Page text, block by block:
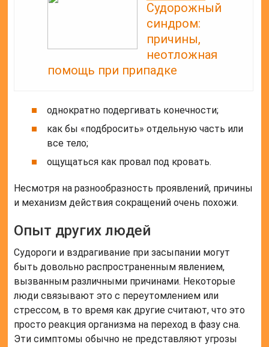
Судорожный
синдром:
причины,
неотложная
помощь при припадке
однократно подергивать конечности;
как бы «подбросить» отдельную часть или
все тело;
ощущаться как провал под кровать.
Несмотря на разнообразность проявлений, причины
и механизм действия сокращений очень похожи.
Опыт других людей
Судороги и вздрагивание при засыпании могут
быть довольно распространенным явлением,
вызванным различными причинами. Некоторые
люди связывают это с переутомлением или
стрессом, в то время как другие считают, что это
просто реакция организма на переход в фазу сна.
Эти симптомы обычно не представляют угрозы